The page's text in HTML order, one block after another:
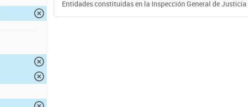
Entidades constituidas en la Inspección General de Justicia